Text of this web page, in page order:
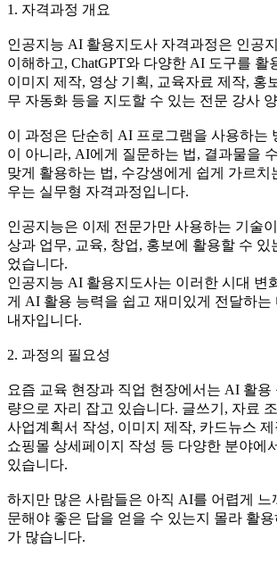
1. 자격과정 개요
인공지능 AI 활용지도사 자격과정은 인공
이해하고, ChatGPT와 다양한 AI 도구를 활
이미지 제작, 영상 기획, 교육자료 제작, 홍
무 자동화 등을 지도할 수 있는 전문 강사
이 과정은 단순히 AI 프로그램을 사용하는
이 아니라, AI에게 질문하는 법, 결과물을
맞게 활용하는 법, 수강생에게 쉽게 가르치
우는 실무형 자격과정입니다.
인공지능은 이제 전문가만 사용하는 기술
상과 업무, 교육, 창업, 홍보에 활용할 수 있
었습니다.
인공지능 AI 활용지도사는 이러한 시대 변
게 AI 활용 능력을 쉽고 재미있게 전달하는
내자입니다.
2. 과정의 필요성
요즘 교육 현장과 직업 현장에서는 AI 활용
량으로 자리 잡고 있습니다. 글쓰기, 자료
사업계획서 작성, 이미지 제작, 카드뉴스
쇼핑몰 상세페이지 작성 등 다양한 분야에
있습니다.
하지만 많은 사람들은 아직 AI를 어렵게 느
문해야 좋은 답을 얻을 수 있는지 몰라 활
가 많습니다.